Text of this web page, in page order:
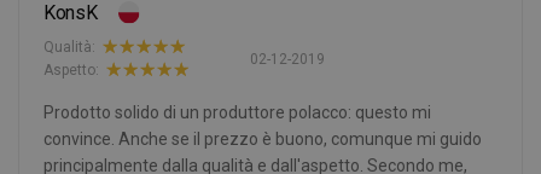
KonsK
02-12-2019
Qualità:
Aspetto:
Prodotto solido di un produttore polacco: questo mi
convince. Anche se il prezzo è buono, comunque mi guido
principalmente dalla qualità e dall'aspetto. Secondo me,